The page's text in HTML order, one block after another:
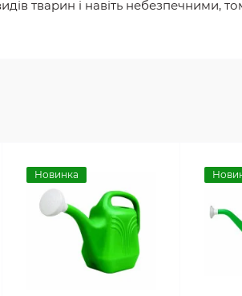
тварин і навіть небезпечними,
Новинка